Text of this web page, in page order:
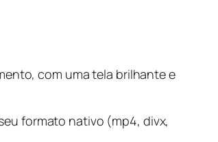
com uma tela brilhante e
formato nativo (mp4, divx,